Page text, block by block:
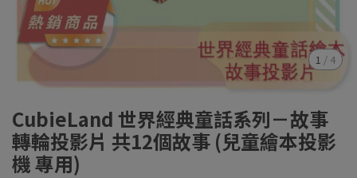
1 / 4
CubieLand 世界經典童話系列－故事
轉輪投影片 共12個故事 (兒童繪本投影
機 專用)